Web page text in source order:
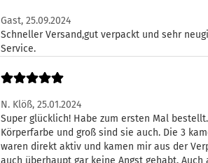
Gast, 25.09.2024
Schneller Versand,gut verpackt und sehr
Service.
N. Klöß, 25.01.2024
Super glücklich! Habe zum ersten Mal
Körperfarbe und groß sind sie auch. Die 3
waren direkt aktiv und kamen mir aus der
auch überhaupt gar keine Angst gehabt.